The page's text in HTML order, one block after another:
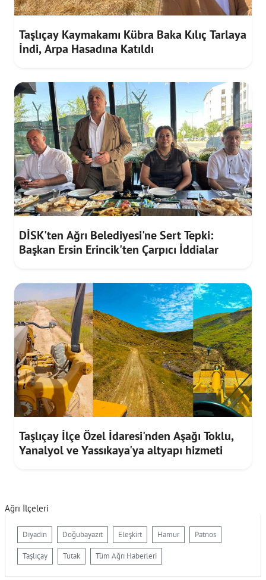
Taşlıçay Kaymakamı Kübra Baka Kılıç Tarlaya
İndi, Arpa Hasadına Katıldı
DİSK'ten Ağrı Belediyesi'ne Sert Tepki:
Başkan Ersin Erincik'ten Çarpıcı İddialar
Taşlıçay İlçe Özel İdaresi'nden Aşağı Toklu,
Yanalyol ve Yassıkaya'ya altyapı hizmeti
Ağrı İlçeleri
Diyadin Doğubayazıt Eleşkirt Hamur Patnos
Taşlıçay Tutak Tüm Ağrı Haberleri